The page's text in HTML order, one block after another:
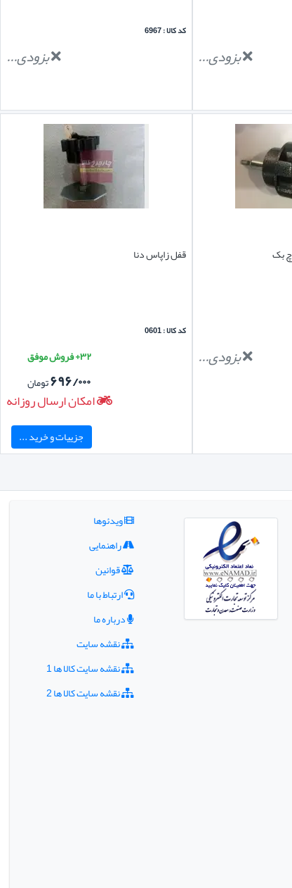
بزودی...
کد کالا : 6967
بزودی...
بزودی...
قفل زاپاس دنا
کد کالا : 0601
۳۲+ فروش موفق
۶۹۶/۰۰۰تومان
امکان ارسال روزانه
جزییات و خرید ...
ویدئوها
راهنمایی
قوانین
ارتباط با ما
درباره ما
نقشه سایت
نقشه سایت کالا ها 1
نقشه سایت کالا ها 2